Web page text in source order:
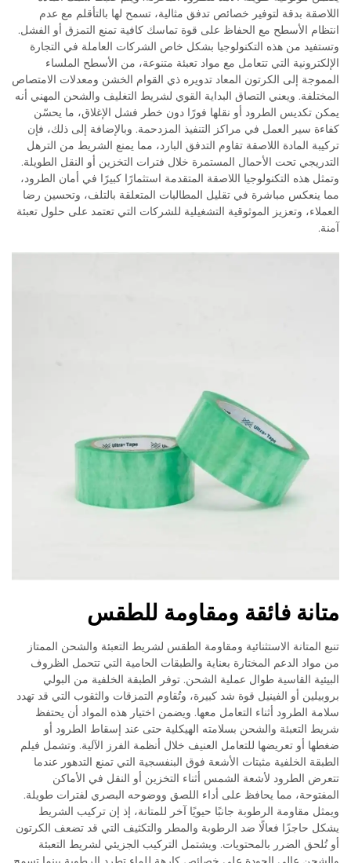
اللاصقة بدقة لتوفير خصائص تدفق مثالية، تسمح لها بالتأقلم مع عدم
انتظام الأسطح مع الحفاظ على قوة تماسك كافية تمنع التمزق أو الفشل.
وتستفيد من هذه التكنولوجيا بشكل خاص الشركات العاملة في التجارة
الإلكترونية التي تتعامل مع مواد تعبئة متنوعة، من الأسطح الملساء
المموجة إلى الكرتون المعاد تدويره ذي القوام الخشن ومعدلات الامتصاص
المختلفة. ويعني التصاق البداية القوي لشريط التغليف والشحن المهني أنه
يمكن تكديس الطرود أو نقلها فورًا دون خطر فشل الإغلاق، ما يحسّن
كفاءة سير العمل في مراكز التنفيذ المزدحمة. وبالإضافة إلى ذلك، فإن
تركيبة المادة اللاصقة تقاوم التدفق البارد، مما يمنع الشريط من الترهل
التدريجي تحت الأحمال المستمرة خلال فترات التخزين أو النقل الطويلة.
وتمثل هذه التكنولوجيا اللاصقة المتقدمة استثمارًا كبيرًا في أمان الطرود،
مما ينعكس مباشرة في تقليل المطالبات المتعلقة بالتلف، وتحسين رضا
العملاء، وتعزيز الموثوقية التشغيلية للشركات التي تعتمد على حلول تعبئة
آمنة.
متانة فائقة ومقاومة للطقس
تنبع المتانة الاستثنائية ومقاومة الطقس لشريط التعبئة والشحن الممتاز
من مواد الدعم المختارة بعناية والطبقات الحامية التي تتحمل الظروف
البيئية القاسية طوال عملية الشحن. توفر الطبقة الخلفية من البولي
بروبيلين أو الفينيل قوة شد كبيرة، وتُقاوم التمزقات والثقوب التي قد تهدد
سلامة الطرود أثناء التعامل معها. ويضمن اختيار هذه المواد أن يحتفظ
شريط التعبئة والشحن بسلامته الهيكلية حتى عند إسقاط الطرود أو
ضغطها أو تعريضها للتعامل العنيف خلال أنظمة الفرز الآلية. وتشمل فيلم
الطبقة الخلفية مثبتات الأشعة فوق البنفسجية التي تمنع التدهور عندما
تتعرض الطرود لأشعة الشمس أثناء التخزين أو النقل في الأماكن
المفتوحة، مما يحافظ على أداء اللصق ووضوحه البصري لفترات طويلة.
ويمثل مقاومة الرطوبة جانبًا حيويًا آخر للمتانة، إذ إن تركيب الشريط
يشكل حاجزًا فعالًا ضد الرطوبة والمطر والتكثيف التي قد تضعف الكرتون
أو تُلحق الضرر بالمحتويات. ويشتمل التركيب الجزيئي لشريط التعبئة